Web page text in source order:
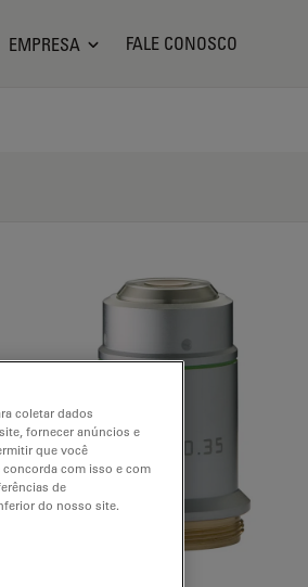
EMPRESA FALE CONOSCO
coletar dados
fornecer anúncios e
que você
concorda com isso e com
de
do nosso site.